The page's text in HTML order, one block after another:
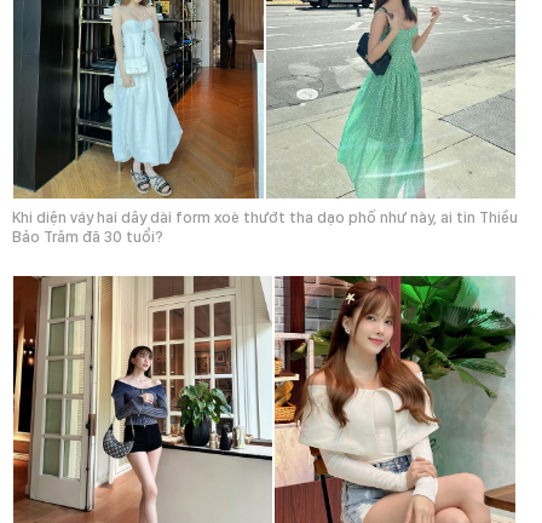
Khi diện váy hai dây dài form xoè thướt tha dạo phố như này, ai tin Thiều
Bảo Trâm đã 30 tuổi?